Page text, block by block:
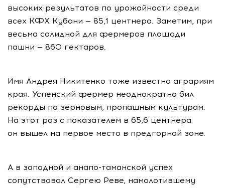
высоких результатов по урожайности среди
всех КФХ Кубани — 85,1 центнера. Заметим, при
весьма солидной для фермеров площади
пашни — 860 гектаров.
Имя Андрея Никитенко тоже известно аграриям
края. Успенский фермер неоднократно бил
рекорды по зерновым, пропашным культурам.
На этот раз с показателем в 65,6 центнера
он вышел на первое место в предгорной зоне.
А в западной и анапо-таманской успех
сопутствовал Сергею Реве, намолотившему